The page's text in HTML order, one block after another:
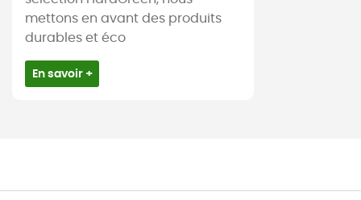
mettons en avant des produits
durables et éco
En savoir +